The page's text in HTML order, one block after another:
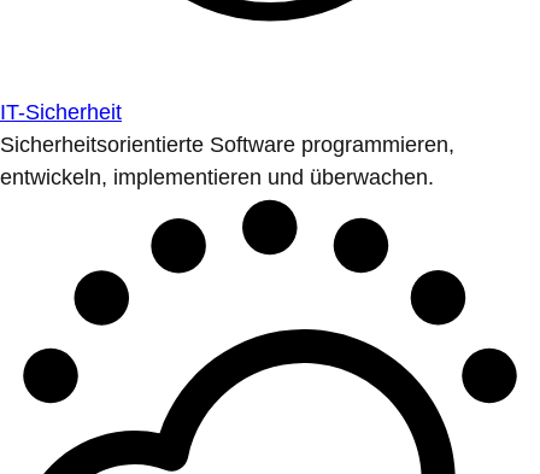
IT-Sicherheit
Sicherheitsorientierte Software programmieren,
entwickeln, implementieren und überwachen.